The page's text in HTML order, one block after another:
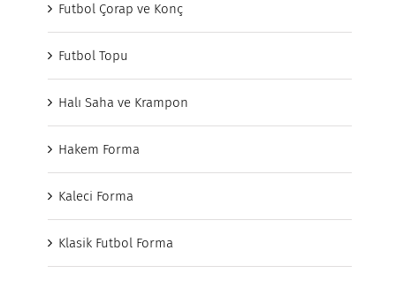
Futbol Çorap ve Konç
Futbol Topu
Halı Saha ve Krampon
Hakem Forma
Kaleci Forma
Klasik Futbol Forma